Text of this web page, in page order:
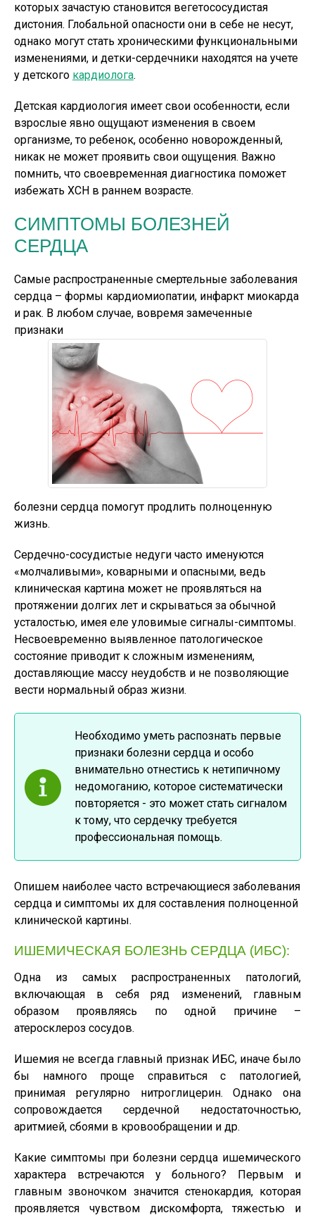
которых зачастую становится вегетососудистая
дистония. Глобальной опасности они в себе не несут,
однако могут стать хроническими функциональными
изменениями, и детки-сердечники находятся на учете
у детского кардиолога.
Детская кардиология имеет свои особенности, если
взрослые явно ощущают изменения в своем
организме, то ребенок, особенно новорожденный,
никак не может проявить свои ощущения. Важно
помнить, что своевременная диагностика поможет
избежать ХСН в раннем возрасте.
СИМПТОМЫ БОЛЕЗНЕЙ
СЕРДЦА
Самые распространенные смертельные заболевания
сердца – формы кардиомиопатии, инфаркт миокарда
и рак. В любом случае, вовремя замеченные
признаки
болезни сердца помогут продлить полноценную
жизнь.
Сердечно-сосудистые недуги часто именуются
«молчаливыми», коварными и опасными, ведь
клиническая картина может не проявляться на
протяжении долгих лет и скрываться за обычной
усталостью, имея еле уловимые сигналы-симптомы.
Несвоевременно выявленное патологическое
состояние приводит к сложным изменениям,
доставляющие массу неудобств и не позволяющие
вести нормальный образ жизни.
Необходимо уметь распознать первые
признаки болезни сердца и особо
внимательно отнестись к нетипичному
недомоганию, которое систематически
повторяется - это может стать сигналом
к тому, что сердечку требуется
профессиональная помощь.
Опишем наиболее часто встречающиеся заболевания
сердца и симптомы их для составления полноценной
клинической картины.
ИШЕМИЧЕСКАЯ БОЛЕЗНЬ СЕРДЦА (ИБС):
Одна из самых распространенных патологий,
включающая в себя ряд изменений, главным
образом проявляясь по одной причине –
атеросклероз сосудов.
Ишемия не всегда главный признак ИБС, иначе было
бы намного проще справиться с патологией,
принимая регулярно нитроглицерин. Однако она
сопровождается сердечной недостаточностью,
аритмией, сбоями в кровообращении и др.
Какие симптомы при болезни сердца ишемического
характера встречаются у больного? Первым и
главным звоночком значится стенокардия, которая
проявляется чувством дискомфорта, тяжестью и